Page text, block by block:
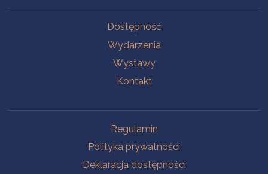
Dostępność
Wydarzenia
Wystawy
Kontakt
Regulamin
Polityka prywatności
Deklaracja dostępności